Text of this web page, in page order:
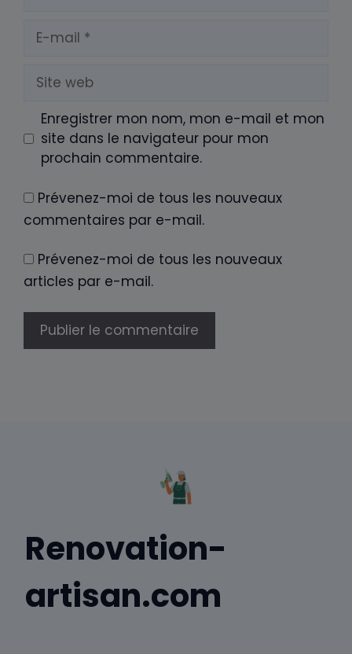
mail
Site
web
Enregistrer mon nom, mon e-mail et mon
site dans le navigateur pour mon
prochain commentaire.
Prévenez-moi de tous les nouveaux
commentaires par e-mail.
Prévenez-moi de tous les nouveaux
articles par e-mail.
Renovation-
artisan.com